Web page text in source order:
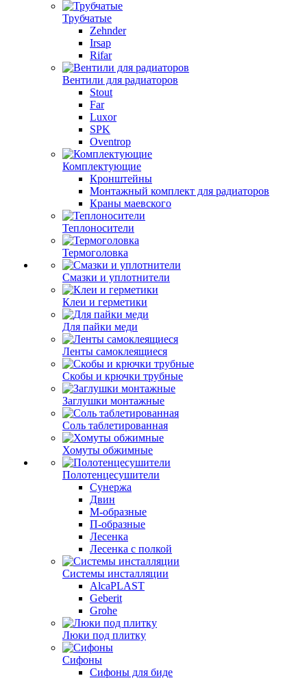
Трубчатые
Zehnder
Irsap
Rifar
Вентили для радиаторов
Stout
Far
Luxor
SPK
Oventrop
Комплектующие
Кронштейны
Монтажный комплект для радиаторов
Краны маевского
Теплоносители
Термоголовка
Смазки и уплотнители
Клеи и герметики
Для пайки меди
Ленты самоклеящиеся
Скобы и крючки трубные
Заглушки монтажные
Соль таблетированная
Хомуты обжимные
Полотенцесушители
Сунержа
Двин
М-образные
П-образные
Лесенка
Лесенка с полкой
Системы инсталляции
AlcaPLAST
Geberit
Grohe
Люки под плитку
Сифоны
Сифoны для биде